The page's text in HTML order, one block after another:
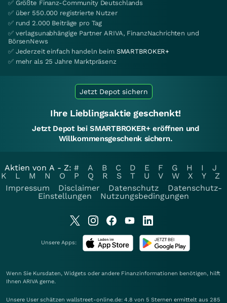
✅ Größte Finanz-Community Deutschlands
✅ über 550.000 registrierte Nutzer
✅ rund 2.000 Beiträge pro Tag
✅ verlagsunabhängige Partner ARIVA, FinanzNachrichten und
BörsenNews
✅ Jederzeit einfach handeln beim SMARTBROKER+
✅ mehr als 25 Jahre Marktpräsenz
Jetzt Depot sichern
Ihre Lieblingsaktie geschenkt!
Jetzt Depot bei SMARTBROKER+ eröffnen und
Willkommensgeschenk sichern.
Aktien von A - Z: # A B C D E F G H I
J
K
L M N O P Q R S T U V W X Y
Z
Impressum
Disclaimer Datenschutz
Datenschutz-
Einstellungen
Nutzungsbedingungen
Unsere Apps:
Wenn Sie Kursdaten, Widgets oder andere Finanzinformationen benötigen, hilft
Ihnen ARIVA gerne.
Unsere User schätzen wallstreet-online.de: 4.8 von 5 Sternen ermittelt aus 285